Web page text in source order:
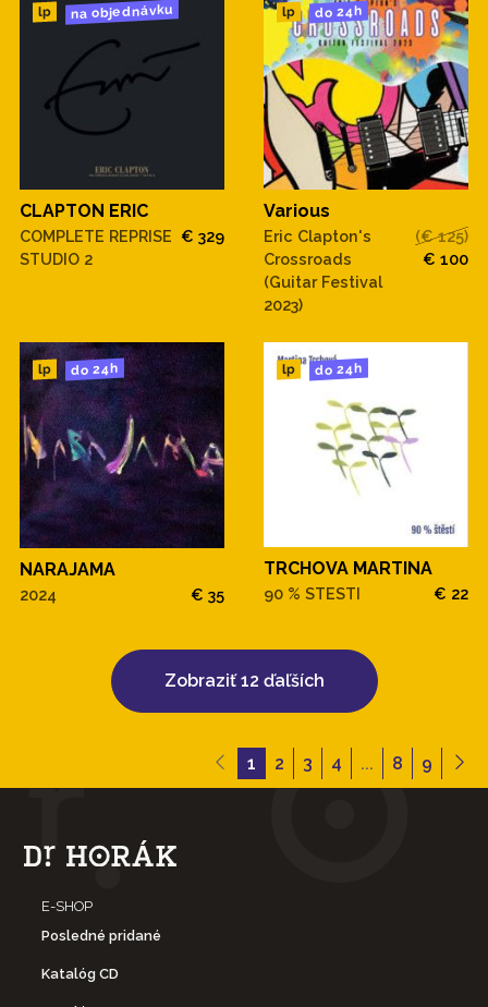
lp na objednávku
CLAPTON ERIC
COMPLETE REPRISE
STUDIO 2
€ 329
lp do 24h
Various
Eric Clapton's
Crossroads
(Guitar Festival
2023)
(€ 125)
€ 100
lp do 24h
NARAJAMA
2024 € 35
lp do 24h
TRCHOVA MARTINA
90 % STESTI € 22
Zobraziť 12 ďaľších
1 2 3 4 ... 8 9
E-SHOP
Posledné pridané
Katalóg CD